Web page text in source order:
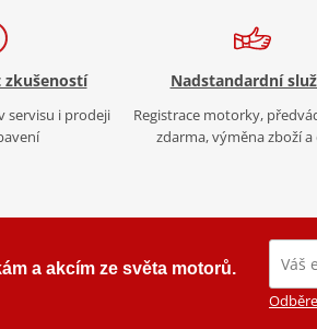
zkušeností
servisu i prodeji
Nadstandardní
Registrace motorky,
zdarma, výměna zboží a
a akcím ze světa motorů.